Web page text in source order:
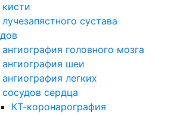
сустава
головного мозга
ангиография шеи
легких
сердца
КТ-коронарография